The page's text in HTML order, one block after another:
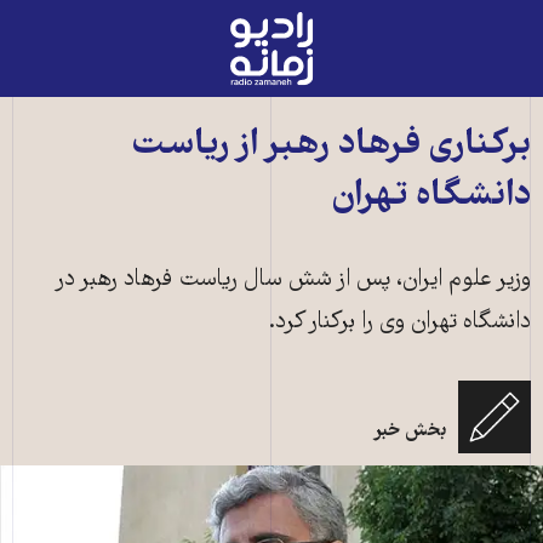
به
صفحه
اصلی
فرهاد رهبر از رياست
تهران
علوم ايران، پس از شش سال رياست فرهاد رهبر در
تهران وی را برکنار کرد.
بخش خبر